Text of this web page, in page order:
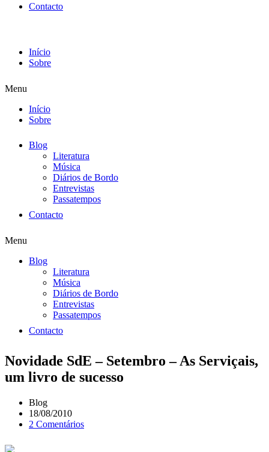
Contacto
Início
Sobre
Menu
Início
Sobre
Blog
Literatura
Música
Diários de Bordo
Entrevistas
Passatempos
Contacto
Menu
Blog
Literatura
Música
Diários de Bordo
Entrevistas
Passatempos
Contacto
Novidade SdE – Setembro – As Serviçais,
um livro de sucesso
Blog
18/08/2010
2 Comentários